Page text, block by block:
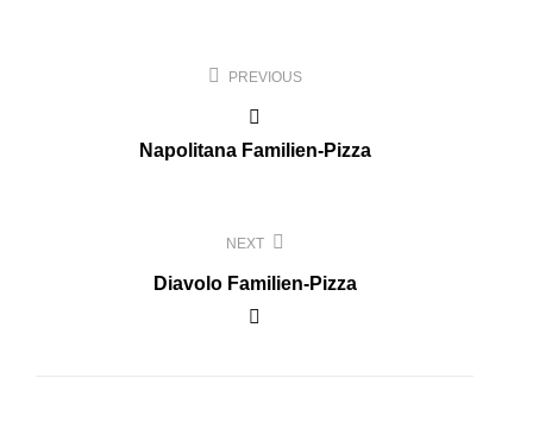
Beitragsnavigation
PREVIOUS
Napolitana Familien-Pizza
NEXT
Diavolo Familien-Pizza